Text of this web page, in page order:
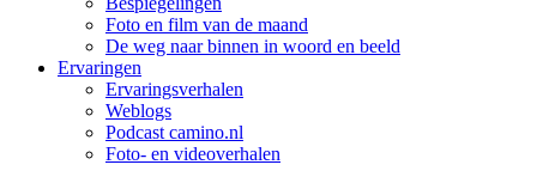
Foto en film van de maand
De weg naar binnen in woord en beeld
Ervaringen
Ervaringsverhalen
Weblogs
Podcast camino.nl
Foto- en videoverhalen